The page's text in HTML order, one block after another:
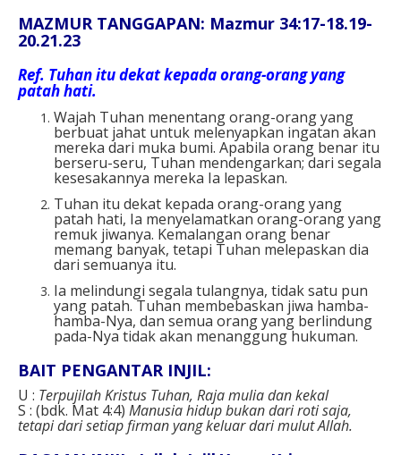
MAZMUR TANGGAPAN: Mazmur 34:17-18.19-
20.21.23
Ref. Tuhan itu dekat kepada orang-orang yang
patah hati.
Wajah Tuhan menentang orang-orang yang
berbuat jahat untuk melenyapkan ingatan akan
mereka dari muka bumi. Apabila orang benar itu
berseru-seru, Tuhan mendengarkan; dari segala
kesesakannya mereka Ia lepaskan.
Tuhan itu dekat kepada orang-orang yang
patah hati, Ia menyelamatkan orang-orang yang
remuk jiwanya. Kemalangan orang benar
memang banyak, tetapi Tuhan melepaskan dia
dari semuanya itu.
Ia melindungi segala tulangnya, tidak satu pun
yang patah. Tuhan membebaskan jiwa hamba-
hamba-Nya, dan semua orang yang berlindung
pada-Nya tidak akan menanggung hukuman.
BAIT PENGANTAR INJIL:
U : Terpujilah Kristus Tuhan, Raja mulia dan kekal
S : (bdk. Mat 4:4) Manusia hidup bukan dari roti saja,
tetapi dari setiap firman yang keluar dari mulut Allah.